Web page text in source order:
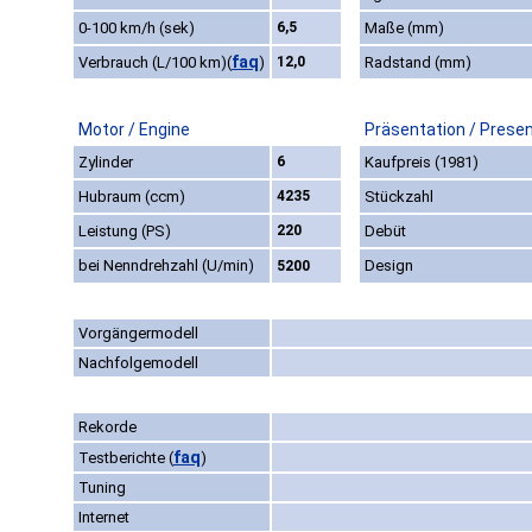
0-100 km/h (sek) 6,5 Maße (mm)
Verbrauch (L/100 km)(faq) 12,0 Radstand (mm)
Motor / Engine Präsentation /
Zylinder 6
Kaufpreis (1981)
Hubraum (ccm)
4235 Stückzahl
Leistung (PS) 220
Debüt
bei Nenndrehzahl (U/min)
5200 Design
Vorgängermodell
Nachfolgemodell
Rekorde
Testberichte (faq)
Tuning
Internet